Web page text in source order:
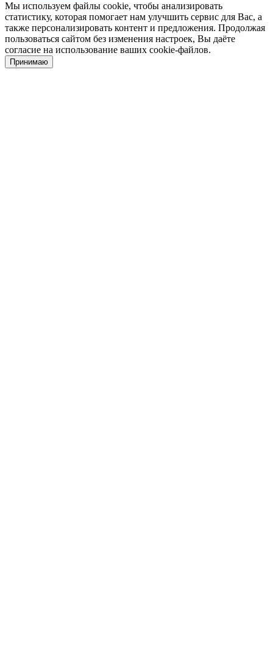
Мы используем файлы cookie, чтобы анализировать
статистику, которая помогает нам улучшить сервис для Вас, а
также персонализировать контент и предложения. Продолжая
пользоваться сайтом без изменения настроек, Вы даёте
согласие на использование ваших cookie-файлов.
Принимаю